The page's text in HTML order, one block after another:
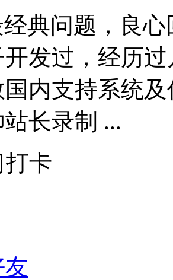
经典问题，良
发过，经历
内支持系统
长录制 ...
打卡